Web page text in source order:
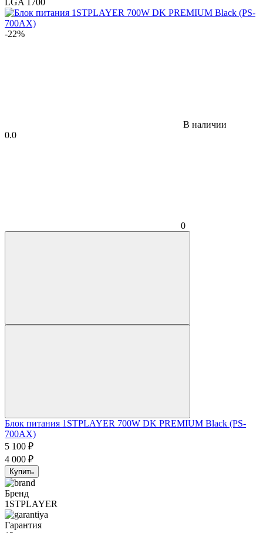
-22%
В наличии
0.0
0
Блок питания 1STPLAYER 700W DK PREMIUM Black (PS-
700AX)
5 100 ₽
4 000 ₽
Купить
Бренд
1STPLAYER
Гарантия